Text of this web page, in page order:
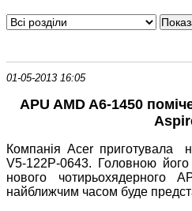
01-05-2013 16:05
APU AMD A6-1450
Компанія Acer приготувала
V5-122P-0643. Головною його
нового чотирьохядерного
найближчим часом буде